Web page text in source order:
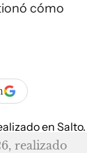
cómo
realizado